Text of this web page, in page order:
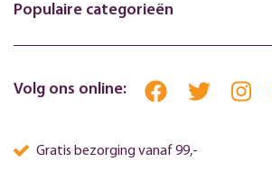
Populaire categorieën
Volg ons online:
Gratis bezorging vanaf 99,-